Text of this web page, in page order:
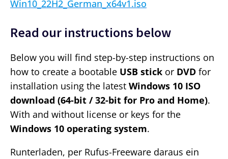
Win10_22H2_German_x64v1.iso
Read our instructions below
Below you will find step-by-step instructions on
how to create a bootable USB stick or DVD for
installation using the latest Windows 10 ISO
download (64-bit / 32-bit for Pro and Home).
With and without license or keys for the
Windows 10 operating system.
Runterladen, per Rufus-Freeware daraus ein